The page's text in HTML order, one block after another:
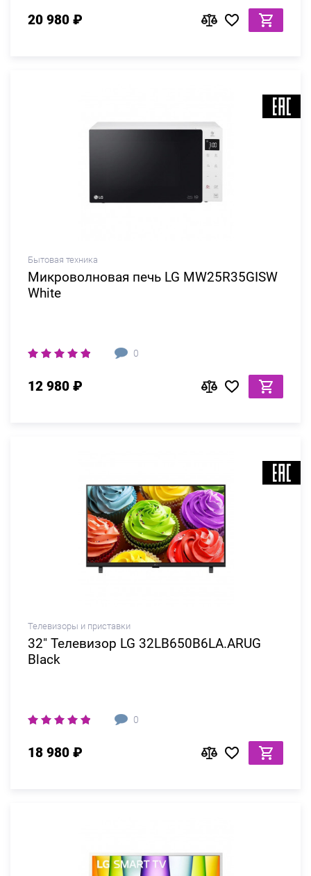
20 980 ₽
Бытовая техника
Микроволновая печь LG MW25R35GISW
White
0
12 980 ₽
Телевизоры и приставки
32" Телевизор LG 32LB650B6LA.ARUG
Black
0
18 980 ₽